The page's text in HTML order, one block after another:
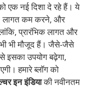
एक नई दिशा दे रहे हैं। ये
लागत कम करने, और
प्रारंभिक लागत और
भी मौजूद हैं। जैसे-जैसे
उपयोग बढ़ेगा,
हमारे ब्लॉग को
इन इंडियाकी नवीनतम